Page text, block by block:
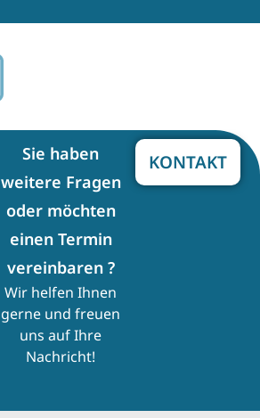
Sie haben
weitere Fragen
oder möchten
einen Termin
vereinbaren ?
Wir helfen Ihnen
gerne und freuen
uns auf Ihre
Nachricht!
KONTAKT